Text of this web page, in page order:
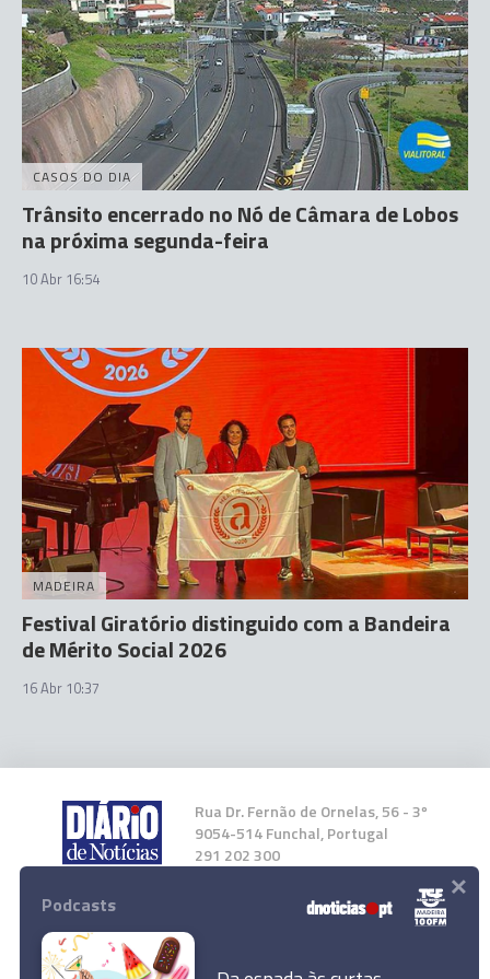
CASOS DO DIA
Trânsito encerrado no Nó de Câmara de Lobos
na próxima segunda-feira
10 Abr 16:54
MADEIRA
Festival Giratório distinguido com a Bandeira
de Mérito Social 2026
16 Abr 10:37
Rua Dr. Fernão de Ornelas, 56 - 3º
9054-514 Funchal, Portugal
291 202 300
Instale a nossa App
Podcasts ×